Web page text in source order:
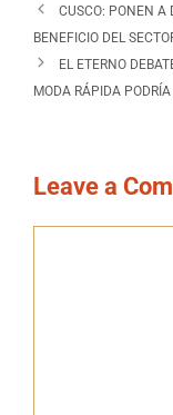
CUSCO: PONEN A
BENEFICIO DEL
EL ETERNO
MODA RÁPIDA
Leave a